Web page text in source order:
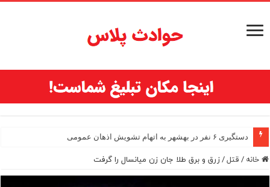
دستگیری ۶ نفر در بهشهر به اتهام تشویش اذهان عمومی
خانه/قتل/زرق و برق طلا جان زن میانسال را گرفت